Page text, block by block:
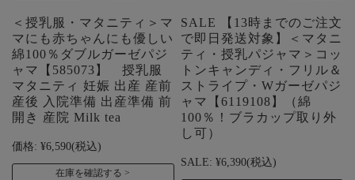
＜授乳服・マタニティ＞マ
マにも赤ちゃんにも優しい
綿100％ダブルガーゼパジ
ャマ【585073】 授乳服
マタニティ 妊娠 出産 産前
産後 入院準備 出産準備 前
開き 産院 Milk tea
価格: ¥6,590(税込)
在庫を確認する
SALE 【13時までのご注文
で即日発送対象】＜マタニ
ティ・授乳パジャマ＞コッ
トンキャンディ・フリル＆
ストライプ・Wガーゼパジ
ャマ【6119108】（綿
100％！ブラカップ取り外
し可）
SALE: ¥6,390(税込)